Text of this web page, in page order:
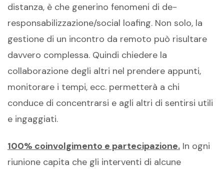
distanza, è che generino fenomeni di de-
responsabilizzazione/social loafing. Non solo, la
gestione di un incontro da remoto può risultare
davvero complessa. Quindi chiedere la
collaborazione degli altri nel prendere appunti,
monitorare i tempi, ecc. permetterà a chi
conduce di concentrarsi e agli altri di sentirsi utili
e ingaggiati.
100% coinvolgimento e partecipazione. In ogni
riunione capita che gli interventi di alcune